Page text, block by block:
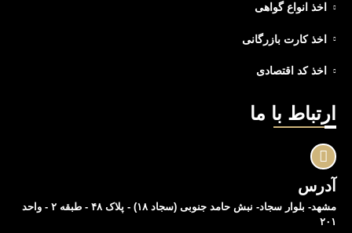
اخذ انواع گواهی
اخذ کارت بازرگانی
اخذ کد اقتصادی
ارتباط با ما
آدرس
مشهد- بلوار سجاد- نبش حامد جنوبی (سجاد ۱۸) - پلاک ۴۸ - طبقه ۲ - واحد
۲۰۱